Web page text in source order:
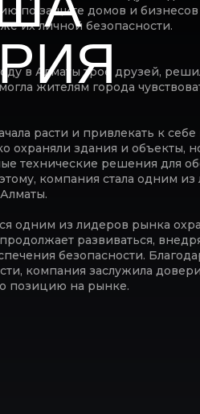
по защите домов и
их личной безопасности.
в Алматы трое друзей,
жителям города
расти и привлекать к
охраняли здания и объекты,
технические решения для
компания стала одним
одним из лидеров рынка
развиваться,
безопасности.
компания заслужила
позицию на рынке.